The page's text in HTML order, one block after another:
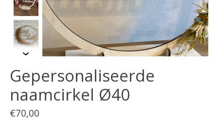
Gepersonaliseerde
naamcirkel Ø40
€70,00